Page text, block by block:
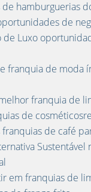
hamburguerias
de
de Luxo
franquia de moda
franquia de
de
de café
Sustentável
em franquias de